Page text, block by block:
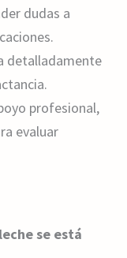
dudas a
detalladamente
profesional,
evaluar
se está